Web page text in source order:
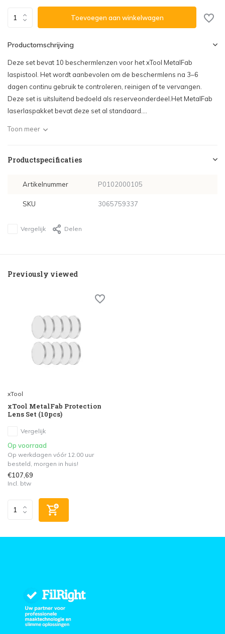
Toevoegen aan winkelwagen
Productomschrijving
Deze set bevat 10 beschermlenzen voor het xTool MetalFab
laspistool. Het wordt aanbevolen om de beschermlens na 3–6
dagen continu gebruik te controleren, reinigen of te vervangen.
Deze set is uitsluitend bedoeld als reserveonderdeel.Het MetalFab
laserlaspakket bevat deze set al standaard....
Toon meer
Productspecificaties
Artikelnummer P0102000105
SKU 3065759337
Vergelijk Delen
Previously viewed
xTool
xTool MetalFab Protection
Lens Set (10pcs)
Vergelijk
Op voorraad
Op werkdagen vóór 12.00 uur
besteld, morgen in huis!
€107,69
Incl. btw